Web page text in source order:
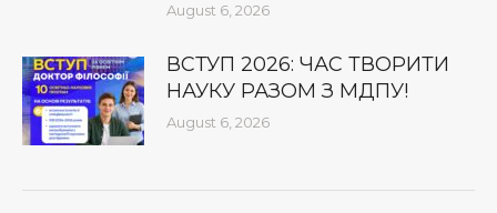
August 6, 2026
ВСТУП 2026: ЧАС ТВОРИТИ
НАУКУ РАЗОМ З МДПУ!
August 6, 2026